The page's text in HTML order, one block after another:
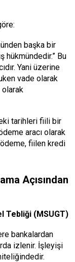
başka bir
hükmündedir.” Bu
Yani üzerine
vade olarak
olarak
tarihleri fiili bir
aracı olarak
ödeme, fiilen kredi
Açısından
Tebliği (MSUGT)
bankalardan
izlenir. İşleyişi